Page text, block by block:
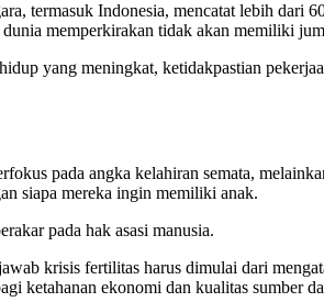
termasuk Indonesia, mencatat lebih dari
memperkirakan tidak akan memiliki
yang meningkat, ketidakpastian
pada angka kelahiran semata,
siapa mereka ingin memiliki anak.
pada hak asasi manusia.
krisis fertilitas harus dimulai dari
ketahanan ekonomi dan kualitas sumber